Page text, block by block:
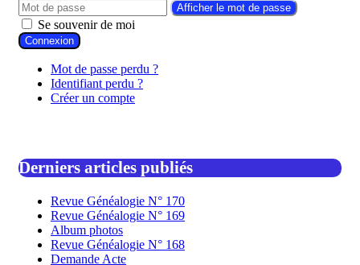
Afficher le mot de passe
Se souvenir de moi
Connexion
Mot de passe perdu ?
Identifiant perdu ?
Créer un compte
Derniers articles publiés
Revue Généalogie N° 170
Revue Généalogie N° 169
Album photos
Revue Généalogie N° 168
Demande Acte